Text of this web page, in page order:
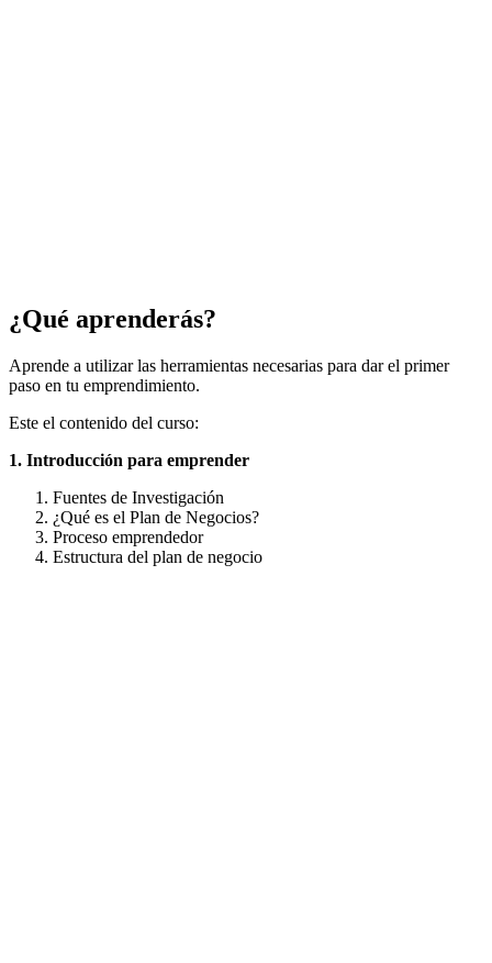
¿Qué aprenderás?
Aprende a utilizar las herramientas necesarias para dar el primer
paso en tu emprendimiento.
Este el contenido del curso:
1. Introducción para emprender
Fuentes de Investigación
¿Qué es el Plan de Negocios?
Proceso emprendedor
Estructura del plan de negocio